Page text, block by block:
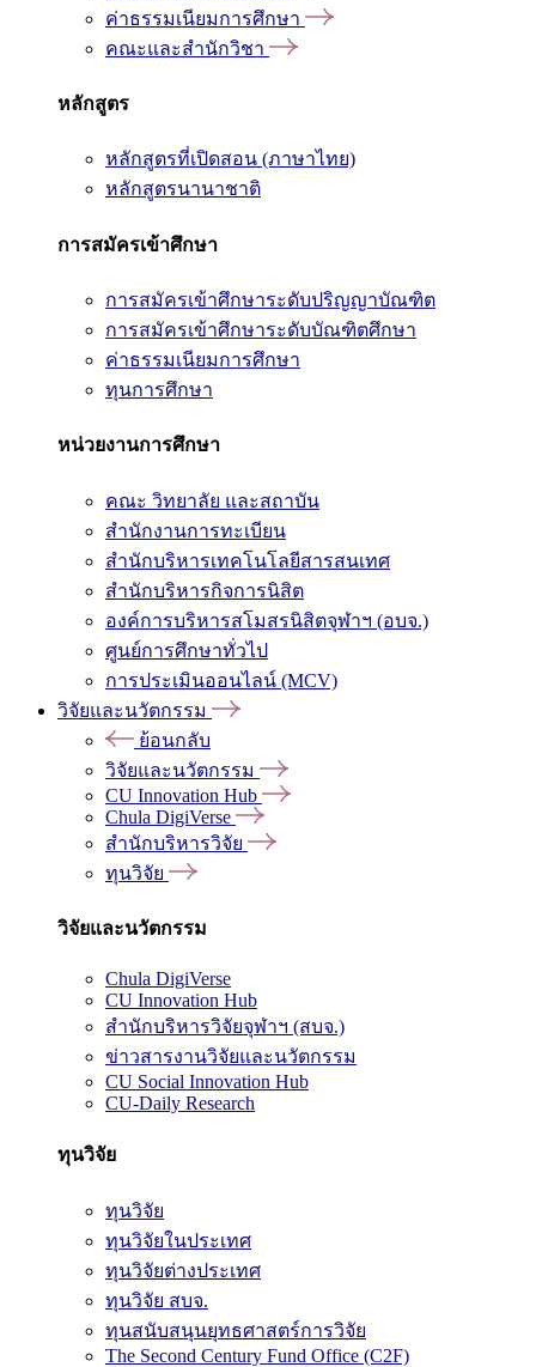
ค่าธรรมเนียมการศึกษา
คณะและสำนักวิชา
หลักสูตร
หลักสูตรที่เปิดสอน (ภาษาไทย)
หลักสูตรนานาชาติ
การสมัครเข้าศึกษา
การสมัครเข้าศึกษาระดับปริญญาบัณฑิต
การสมัครเข้าศึกษาระดับบัณฑิตศึกษา
ค่าธรรมเนียมการศึกษา
ทุนการศึกษา
หน่วยงานการศึกษา
คณะ วิทยาลัย และสถาบัน
สำนักงานการทะเบียน
สำนักบริหารเทคโนโลยีสารสนเทศ
สำนักบริหารกิจการนิสิต
องค์การบริหารสโมสรนิสิตจุฬาฯ (อบจ.)
ศูนย์การศึกษาทั่วไป
การประเมินออนไลน์ (MCV)
วิจัยและนวัตกรรม
ย้อนกลับ
วิจัยและนวัตกรรม
CU Innovation Hub
Chula DigiVerse
สำนักบริหารวิจัย
ทุนวิจัย
วิจัยและนวัตกรรม
Chula DigiVerse
CU Innovation Hub
สำนักบริหารวิจัยจุฬาฯ (สบจ.)
ข่าวสารงานวิจัยและนวัตกรรม
CU Social Innovation Hub
CU-Daily Research
ทุนวิจัย
ทุนวิจัย
ทุนวิจัยในประเทศ
ทุนวิจัยต่างประเทศ
ทุนวิจัย สบจ.
ทุนสนับสนุนยุทธศาสตร์การวิจัย
The Second Century Fund Office (C2F)